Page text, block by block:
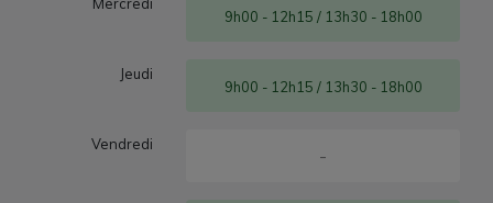
9h00 - 12h15 / 13h30 - 18h00
Jeudi
9h00 - 12h15 / 13h30 - 18h00
Vendredi
-